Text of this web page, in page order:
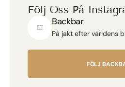
Följ Oss På
Backbar
På jakt efter världens
FÖLJ